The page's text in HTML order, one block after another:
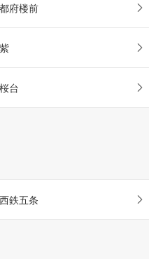
都府楼前
紫
桜台
西鉄五条